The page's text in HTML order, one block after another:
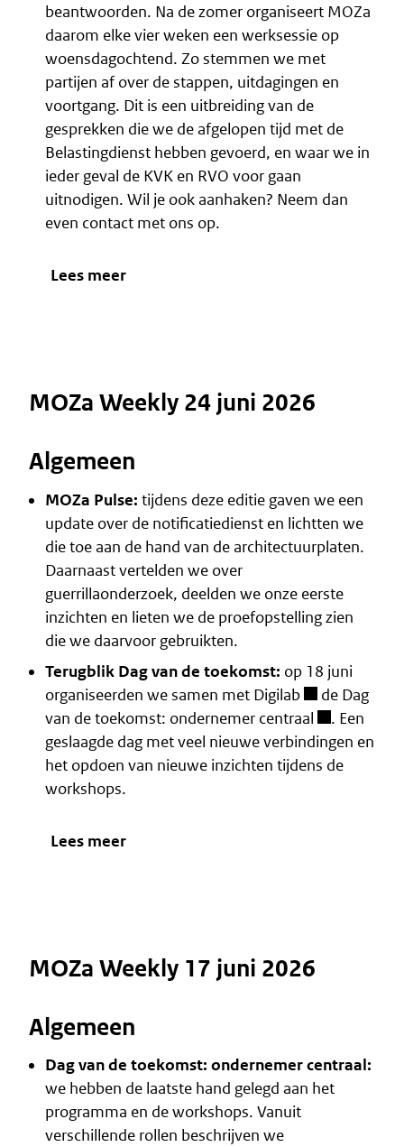
beantwoorden. Na de zomer organiseert MOZa
daarom elke vier weken een werksessie op
woensdagochtend. Zo stemmen we met
partijen af over de stappen, uitdagingen en
voortgang. Dit is een uitbreiding van de
gesprekken die we de afgelopen tijd met de
Belastingdienst hebben gevoerd, en waar we in
ieder geval de KVK en RVO voor gaan
uitnodigen. Wil je ook aanhaken? Neem dan
even contactmet ons op.
Lees meer
MOZa Weekly 24 juni 2026
Algemeen
MOZa Pulse: tijdens deze editie gaven we een
update over de notificatiedienst en lichtten we
die toe aan de hand van de architectuurplaten.
Daarnaast vertelden we over
guerrillaonderzoek, deelden we onze eerste
inzichten en lieten we de proefopstelling zien
die we daarvoor gebruikten.
Terugblik Dag van de toekomst: op 18 juni
organiseerden we samen met Digilab de Dag
van de toekomst: ondernemer centraal
. Een
geslaagde dag met veel nieuwe verbindingen en
het opdoen van nieuwe inzichten tijdens de
workshops.
Lees meer
MOZa Weekly 17 juni 2026
Algemeen
Dag van de toekomst: ondernemer centraal:
we hebben de laatste hand gelegd aan het
programma en de workshops. Vanuit
verschillende rollen beschrijven we